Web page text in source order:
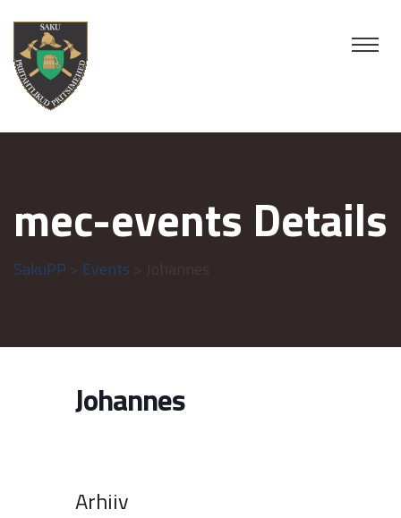
mec-events Details
SakuPP Events
Johannes
Arhiiv